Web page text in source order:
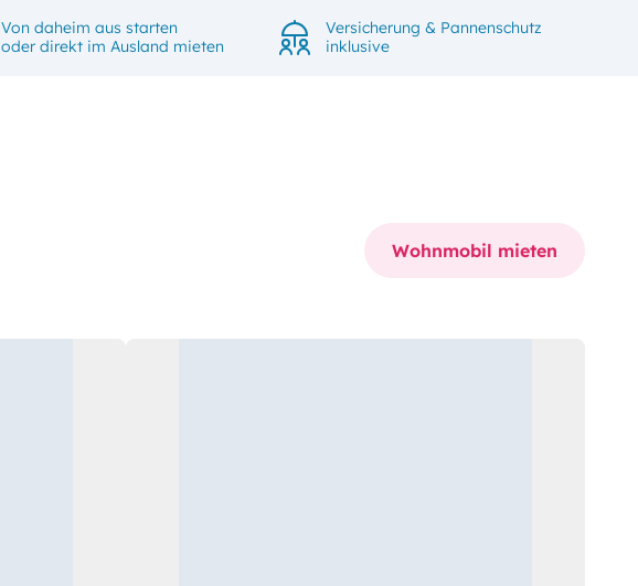
Von daheim aus starten
oder direkt im Ausland mieten
Versicherung & Pannenschutz
inklusive
Wohnmobil mieten